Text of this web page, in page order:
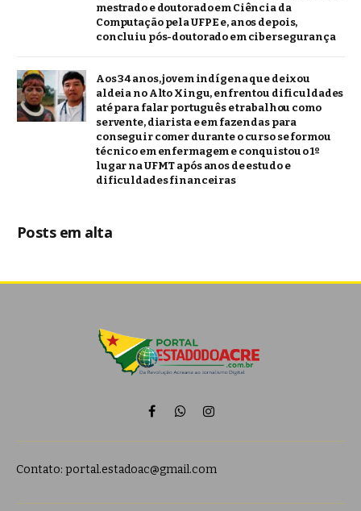
mestrado e doutorado em Ciência da
Computação pela UFPE e, anos depois,
concluiu pós-doutorado em cibersegurança
Aos 34 anos, jovem indígena que deixou
aldeia no Alto Xingu, enfrentou dificuldades
até para falar português e trabalhou como
servente, diarista e em fazendas para
conseguir comer durante o curso se formou
técnico em enfermagem e conquistou o 1º
lugar na UFMT após anos de estudo e
dificuldades financeiras
Posts em alta
FacebookWhatsAppInstagram
Contato: portal.estadoac@gmail.com